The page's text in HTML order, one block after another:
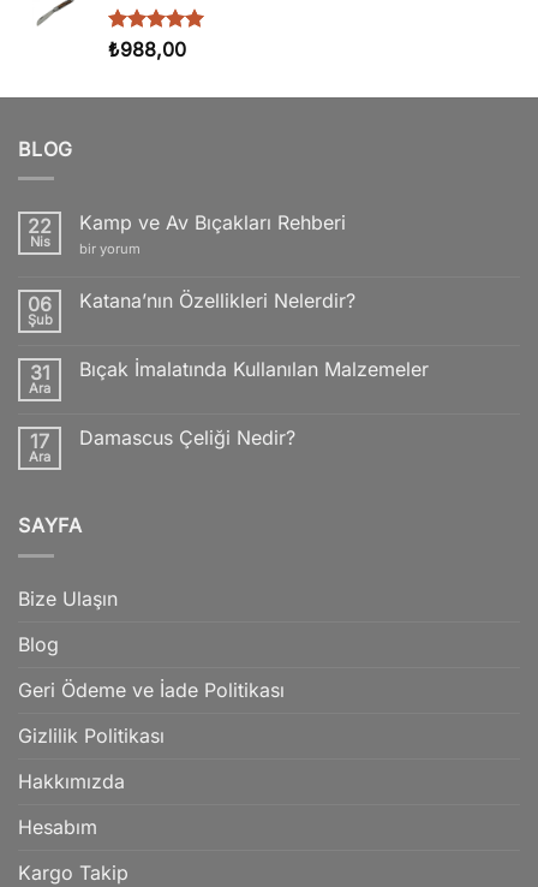
5 üzerinden
oy
₺988,00
BLOG
22
Nis
Kamp ve Av Bıçakları Rehberi
Kamp
Bıçakları
Rehberi
bir yorum
06
Şub
Katana’nın Özellikleri Nelerdir?
Katana’nın
Özellikleri
31
Ara
Bıçak İmalatında Kullanılan Malzemeler
İmalatında
17
Ara
Damascus Çeliği Nedir?
Nedir?
SAYFA
Bize Ulaşın
Blog
Geri Ödeme ve İade Politikası
Gizlilik Politikası
Hakkımızda
Hesabım
Kargo Takip